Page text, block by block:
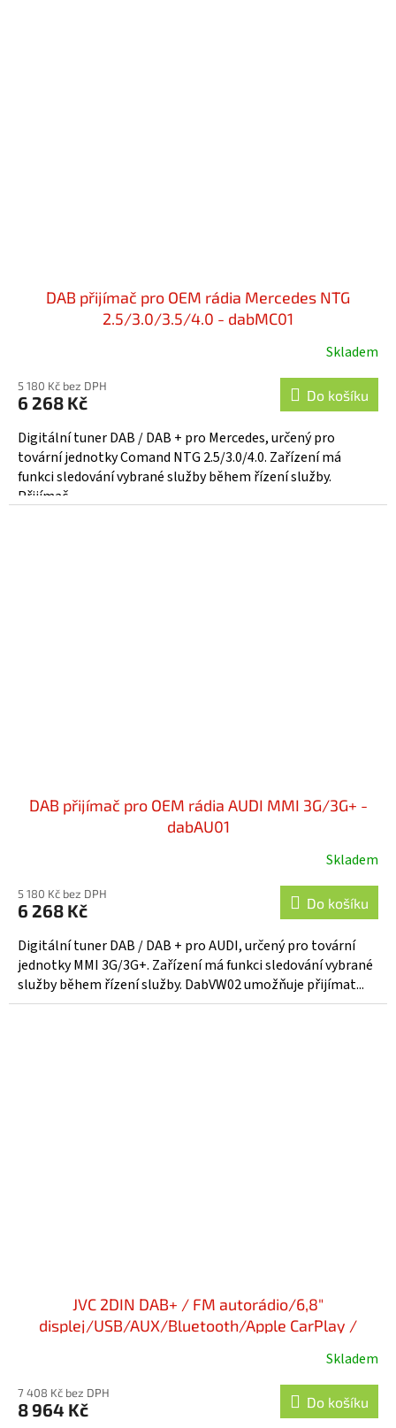
DAB přijímač pro OEM rádia Mercedes NTG
2.5/3.0/3.5/4.0 - dabMC01
produktu
je
4,0
z
5
hvězdiček.
Skladem
5 180 Kč bez DPH
6 268 Kč Do košíku
Digitální tuner DAB / DAB + pro Mercedes, určený pro
tovární jednotky Comand NTG 2.5/3.0/4.0. Zařízení má
funkci sledování vybrané služby během řízení služby.
Přijímač...
DAB přijímač pro OEM rádia AUDI MMI 3G/3G+ -
dabAU01
Skladem
5 180 Kč bez DPH
6 268 Kč Do košíku
Digitální tuner DAB / DAB + pro AUDI, určený pro tovární
jednotky MMI 3G/3G+. Zařízení má funkci sledování vybrané
služby během řízení služby. DabVW02 umožňuje přijímat...
JVC 2DIN DAB+ / FM autorádio/6,8"
displej/USB/AUX/Bluetooth/Apple CarPlay /
Skladem
7 408 Kč bez DPH
8 964 Kč Do košíku